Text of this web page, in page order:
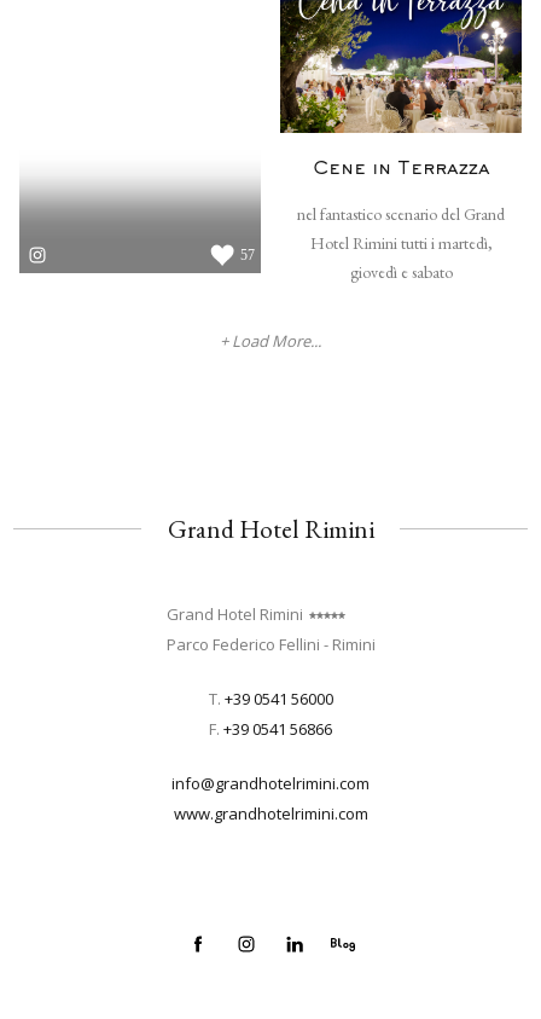
57
Cene in Terrazza
nel fantastico scenario del Grand
Hotel Rimini tutti i martedì,
giovedì e sabato
+ Load More...
Grand Hotel Rimini
Grand Hotel Rimini
Parco Federico Fellini - Rimini
T. +39 0541 56000
F. +39 0541 56866
info@grandhotelrimini.com
www.grandhotelrimini.com